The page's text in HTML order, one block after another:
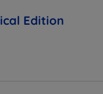
Edition